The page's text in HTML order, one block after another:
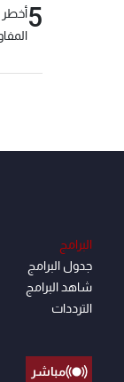
5أخطر
البرامج
جدول البرامج
شاهد البرامج
الترددات
مباشر